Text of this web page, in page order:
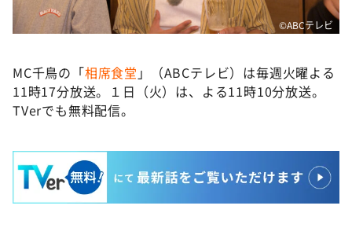
©ABCテレビ
MC千鳥の「相席食堂 」（ABCテレビ）は毎週火曜よる
11時17分放送。１日（火）は、よる11時10分放送。
TVerでも無料配信。